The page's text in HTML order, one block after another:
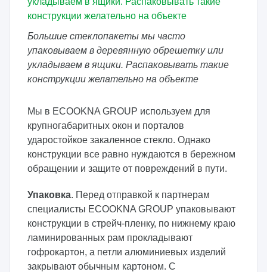
Большие стеклопакеты мы часто
упаковываем в деревянную обрешетку или
укладываем в ящики. Распаковывать такие
конструкции желательно на объекте
Мы в ECOOKNA GROUP используем для
крупногабаритных окон и порталов
ударостойкое закаленное стекло. Однако
конструкции все равно нуждаются в бережном
обращении и защите от повреждений в пути.
Упаковка. Перед отправкой к партнерам
специалисты ECOOKNA GROUP упаковывают
конструкции в стрейч-пленку, по нижнему краю
ламинированных рам прокладывают
гофрокартон, а петли алюминиевых изделий
закрывают обычным картоном. С